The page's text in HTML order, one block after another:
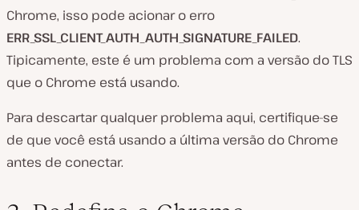
Chrome, isso pode acionar o erro
ERR_SSL_CLIENT_AUTH_AUTH_SIGNATURE_FAILED.
Tipicamente, este é um problema com a versão do TLS
que o Chrome está usando.
Para descartar qualquer problema aqui, certifique-se
de que você está usando a última versão do Chrome
antes de conectar.